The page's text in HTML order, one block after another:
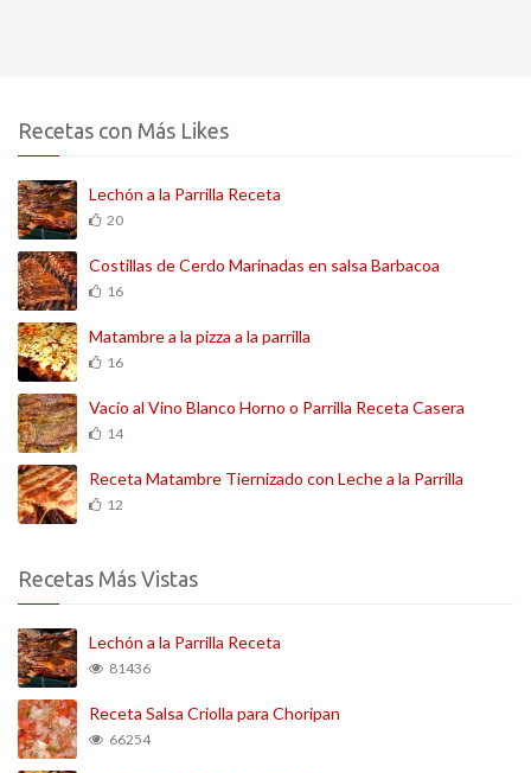
Recetas con Más Likes
Lechón a la Parrilla Receta
20
Costillas de Cerdo Marinadas en salsa Barbacoa
16
Matambre a la pizza a la parrilla
16
Vacío al Vino Blanco Horno o Parrilla Receta Casera
14
Receta Matambre Tiernizado con Leche a la Parrilla
12
Recetas Más Vistas
Lechón a la Parrilla Receta
81436
Receta Salsa Criolla para Choripan
66254